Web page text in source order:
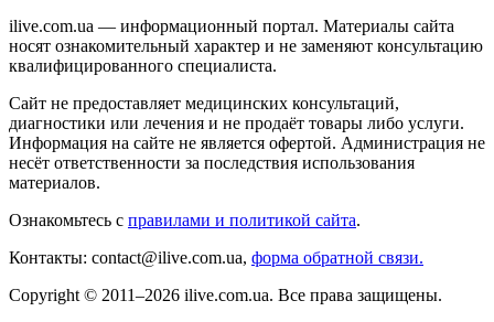
ilive.com.ua — информационный портал. Материалы сайта
носят ознакомительный характер и не заменяют консультацию
квалифицированного специалиста.
Сайт не предоставляет медицинских консультаций,
диагностики или лечения и не продаёт товары либо услуги.
Информация на сайте не является офертой. Администрация не
несёт ответственности за последствия использования
материалов.
Ознакомьтесь с правилами и политикой сайта.
Контакты: contact@ilive.com.ua, форма обратной связи.
Copyright © 2011–2026 ilive.com.ua. Все права защищены.